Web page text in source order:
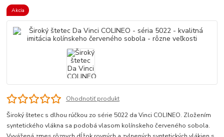
Akcia
Ohodnotiť produkt
Široký štetec s dlhou rúčkou zo série 5022 da Vinci COLINEO. Zložením
syntetického vlákna sa podobá vlasom kolínskeho červeného sobola.